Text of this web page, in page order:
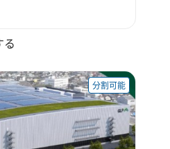
る
分割可能